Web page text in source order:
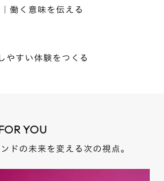
働く意味を伝える
やすい体験をつくる
YOU
ドの未来を変える次の視点。